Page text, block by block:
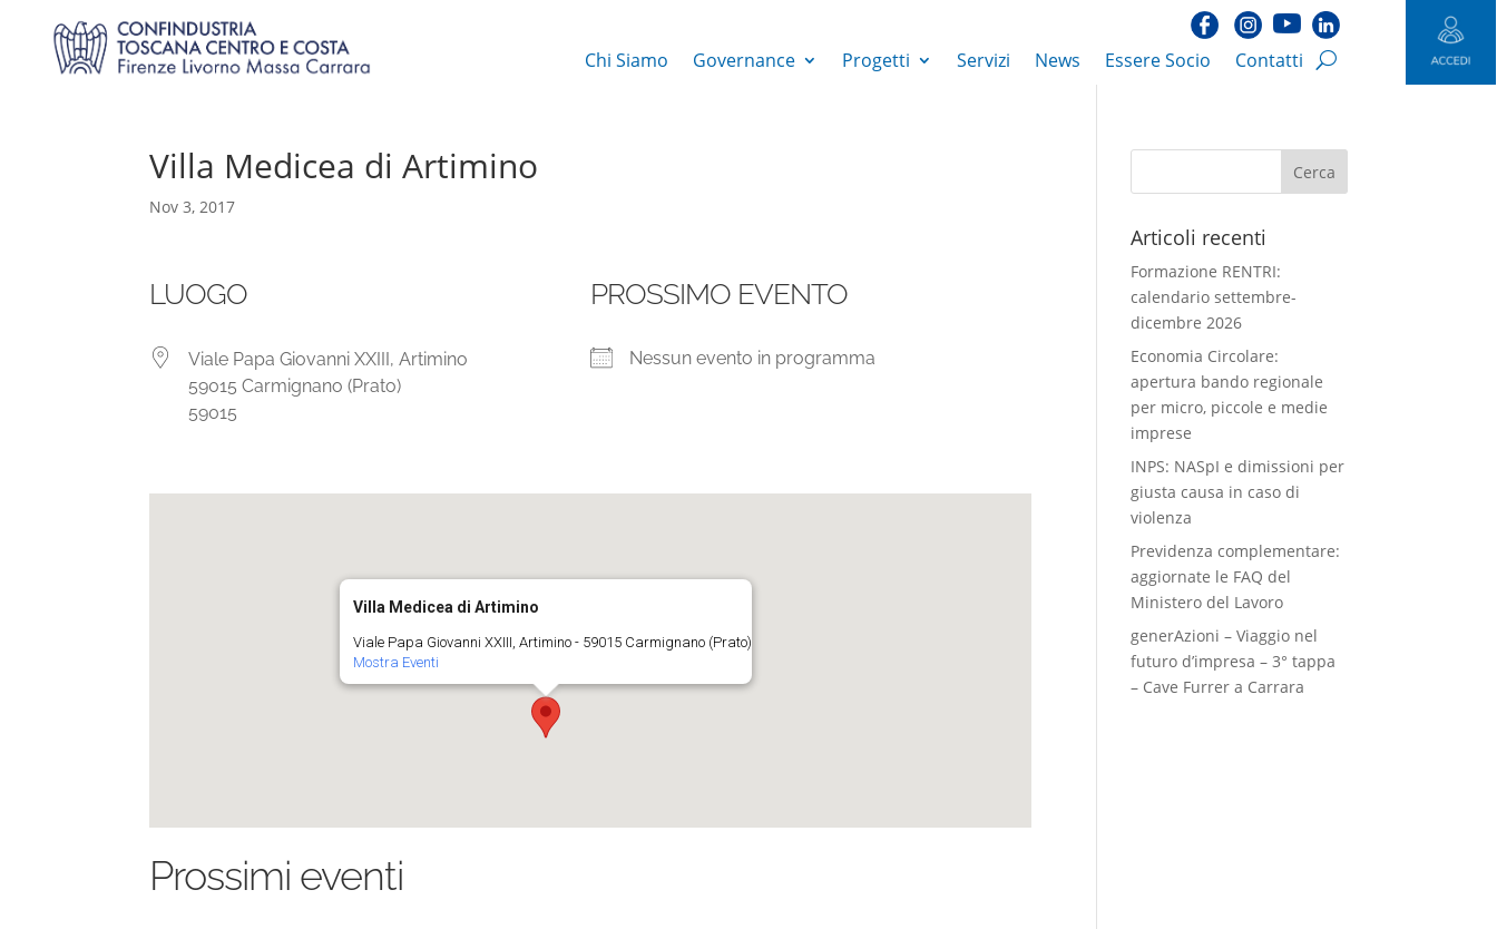
Chi Siamo Governance Progetti Servizi News Essere Socio Contatti
Villa Medicea di Artimino
Nov 3, 2017
LUOGO
Viale Papa Giovanni XXIII, Artimino
59015 Carmignano (Prato)
59015
PROSSIMO EVENTO
Nessun evento in programma
Villa Medicea di Artimino
Viale Papa Giovanni XXIII, Artimino - 59015 Carmignano (Prato)
Mostra Eventi
Prossimi eventi
Articoli recenti
Formazione RENTRI:
calendario settembre-
dicembre 2026
Economia Circolare:
apertura bando regionale
per micro, piccole e medie
imprese
INPS: NASpI e dimissioni per
giusta causa in caso di
violenza
Previdenza complementare:
aggiornate le FAQ del
Ministero del Lavoro
generAzioni – Viaggio nel
futuro d’impresa – 3° tappa
– Cave Furrer a Carrara